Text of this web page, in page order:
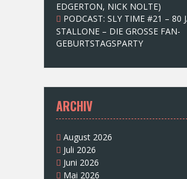
EDGERTON, NICK NOLTE)
PODCAST: SLY TIME #21 – 80
STALLONE – DIE GROSSE FAN-
GEBURTSTAGSPARTY
ARCHIV
August 2026
Juli 2026
Juni 2026
Mai 2026